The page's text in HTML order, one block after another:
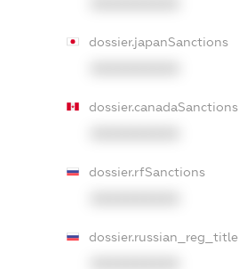
dossier.japanSanctions
dossier.canadaSanctions
dossier.rfSanctions
dossier.russian_reg_title